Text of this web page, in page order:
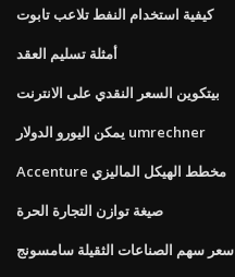
كيفية استخدام النفط تلاعب تابوت
أمثلة تسليم العقد
بيتكوين السعر النقدي على الانترنت
يمكن اليورو الدولار umrechner
Accenture مخطط الهيكل الماليزي
صيغة توازن التجارة الحرة
سعر سهم الصناعات الثقيلة سامسونج